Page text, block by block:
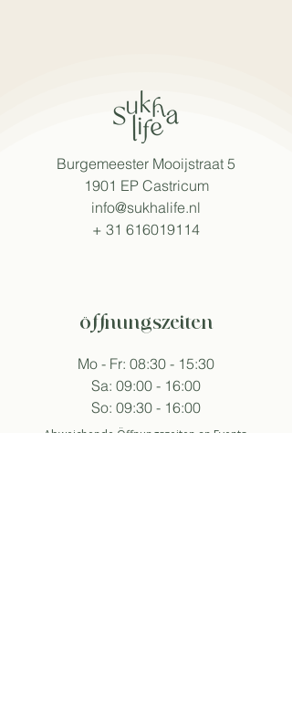
Burgemeester Mooijstraat 5
1901 EP Castricum
info@sukhalife.nl
+ 31 616019114
öffnungszeiten
Mo - Fr: 08:30 - 15:30
Sa: 09:00 - 16:00
So: 09:30 - 16:00
Abweichende Öffnungszeiten an Events.